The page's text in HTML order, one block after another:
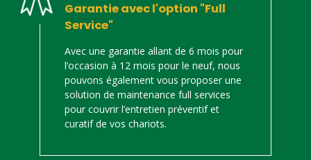
Garantie avec l'option "Full
Service"
Avec une garantie allant de 6 mois pour
l’occasion à 12 mois pour le neuf, nous
pouvons également vous proposer une
solution de maintenance full services
pour couvrir l’entretien préventif et
curatif de vos chariots.